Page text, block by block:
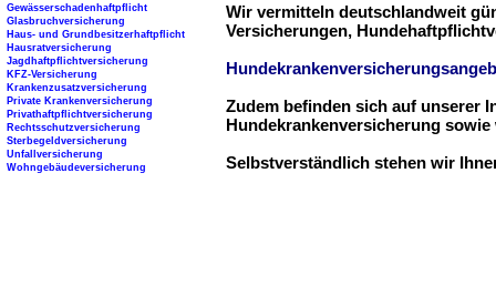
Wir vermitteln deutschlandweit
Versicherungen,
Zudem befinden sich auf unserer
Hundekrankenversicherung
Selbstverständlich stehen wir
Gewässerschadenhaftpflicht
Glasbruchversicherung
Haus- und Grundbesitzerhaftpflicht
Hausratversicherung
Jagdhaftpflichtversicherung
KFZ-Versicherung
Krankenzusatzversicherung
Private Krankenversicherung
Privathaftpflichtversicherung
Rechtsschutzversicherung
Sterbegeldversicherung
Unfallversicherung
Wohngebäudeversicherung